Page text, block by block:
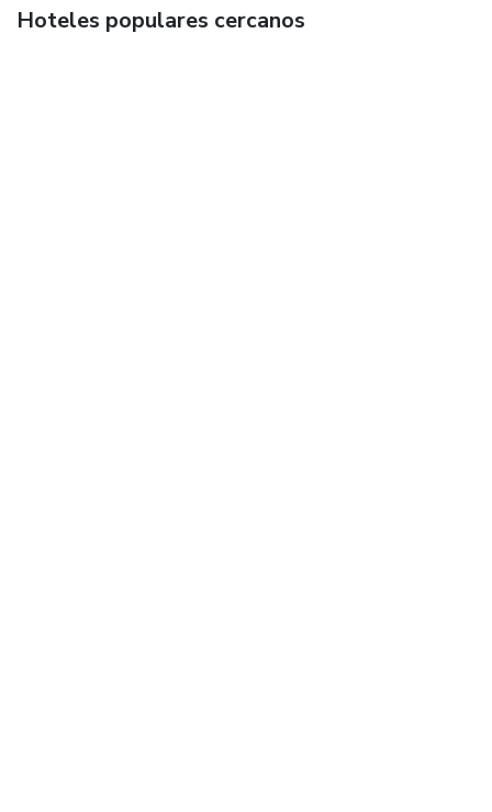
Hoteles populares cercanos